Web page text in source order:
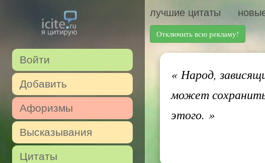
Войти
Добавить
Афоризмы
Высказывания
Цитаты
лучшие цитаты
Отключить всю рекламу!
«Народ,
может
этого. »